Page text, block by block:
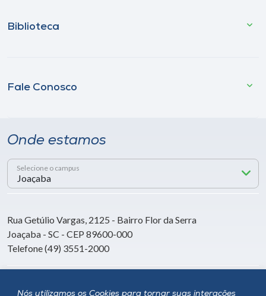
Nós utilizamos os Cookies para tornar suas interações
Biblioteca
Fale Conosco
Onde estamos
Selecione o campus
Rua Getúlio Vargas, 2125 - Bairro Flor da Serra
Joaçaba - SC - CEP 89600-000
Telefone (49) 3551-2000
Siga a Unoesc